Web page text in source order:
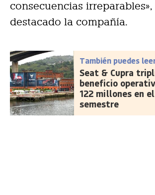
consecuencias irreparables»,
destacado la compañía.
También puedes
Seat & Cupra
beneficio
122 millones en
semestre